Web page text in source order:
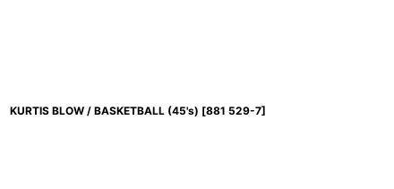
KURTIS BLOW / BASKETBALL (45's) [881 529-7]